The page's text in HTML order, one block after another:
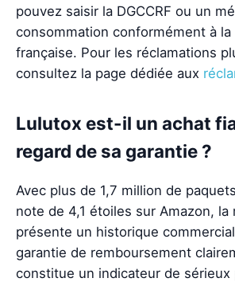
pouvez saisir la DGCCRF ou un
consommation conformément à la
française. Pour les réclamations
consultez la page dédiée aux
Lulutox est-il un achat
regard de sa garantie ?
Avec plus de 1,7 million de
note de 4,1 étoiles sur Amazon, la
présente un historique
garantie de remboursement
constitue un indicateur de